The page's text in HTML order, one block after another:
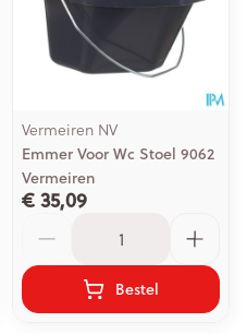
Vermeiren NV
Emmer Voor Wc Stoel 9062
Vermeiren
€ 35,09
Bestel